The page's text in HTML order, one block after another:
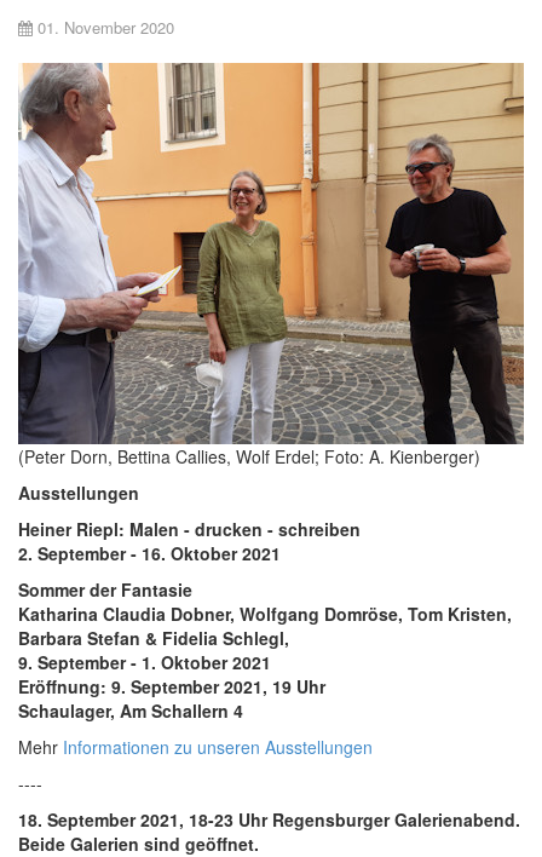
01. November 2020
(Peter Dorn, Bettina Callies, Wolf Erdel; Foto: A. Kienberger)
Ausstellungen
Heiner Riepl: Malen - drucken - schreiben
2. September - 16. Oktober 2021
Sommer der Fantasie
Katharina Claudia Dobner, Wolfgang Domröse, Tom Kristen,
Barbara Stefan & Fidelia Schlegl,
9. September - 1. Oktober 2021
Eröffnung: 9. September 2021, 19 Uhr
Schaulager, Am Schallern 4
Mehr Informationen zu unseren Ausstellungen
----
18. September 2021, 18-23 Uhr Regensburger Galerienabend.
Beide Galerien sind geöffnet.